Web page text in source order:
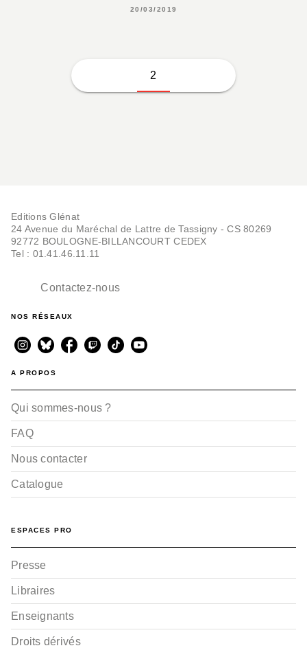
20/03/2019
2
Editions Glénat
24 Avenue du Maréchal de Lattre de Tassigny - CS 80269
92772 BOULOGNE-BILLANCOURT CEDEX
Tel : 01.41.46.11.11
Contactez-nous
NOS RÉSEAUX
A PROPOS
Qui sommes-nous ?
FAQ
Nous contacter
Catalogue
ESPACES PRO
Presse
Libraires
Enseignants
Droits dérivés